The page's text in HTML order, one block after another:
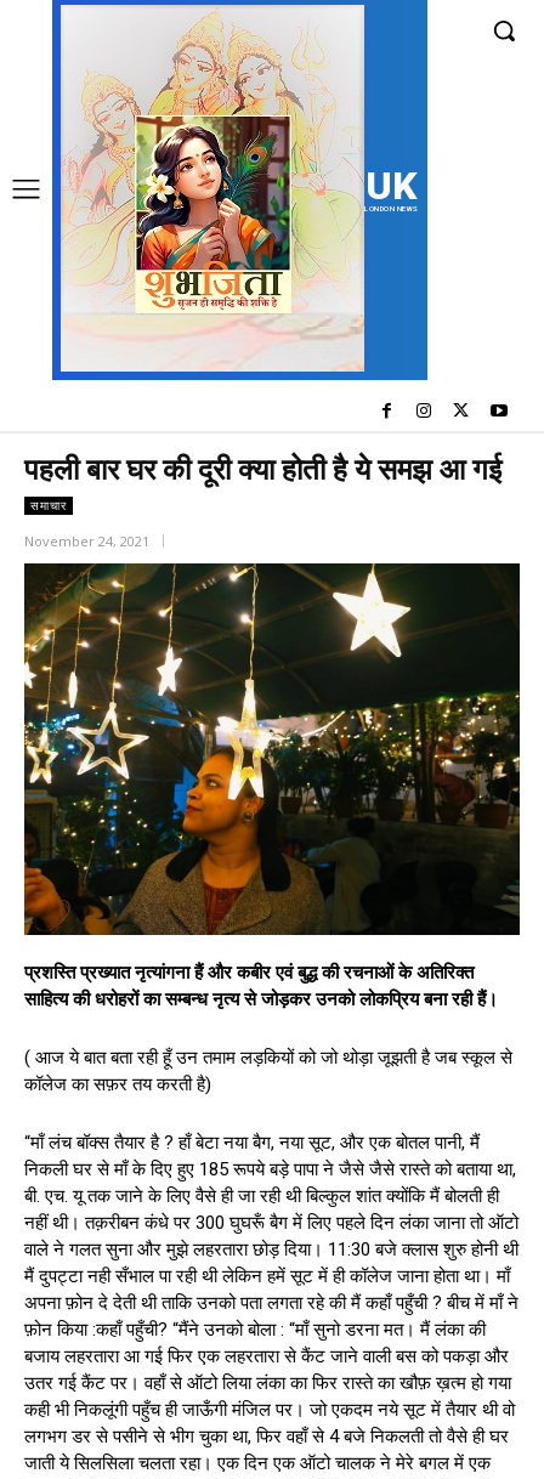
UK
LONDON NEWS
पहली बार घर की दूरी क्या होती है ये समझ आ गई
समाचार
November 24, 2021
प्रशस्ति प्रख्यात नृत्यांगना हैं और कबीर एवं बुद्ध की रचनाओं के अतिरिक्त
साहित्य की धरोहरों का सम्बन्ध नृत्य से जोड़कर उनको लोकप्रिय बना रही हैं।
( आज ये बात बता रही हूँ उन तमाम लड़कियों को जो थोड़ा जूझती है जब स्कूल से
कॉलेज का सफ़र तय करती है)
“माँ लंच बॉक्स तैयार है ? हाँ बेटा नया बैग, नया सूट, और एक बोतल पानी, मैं
निकली घर से माँ के दिए हुए 185 रूपये बड़े पापा ने जैसे जैसे रास्ते को बताया था,
बी. एच. यू तक जाने के लिए वैसे ही जा रही थी बिल्कुल शांत क्योंकि मैं बोलती ही
नहीं थी। तक़रीबन कंधे पर 300 घुघरूँ बैग में लिए पहले दिन लंका जाना तो ऑटो
वाले ने गलत सुना और मुझे लहरतारा छोड़ दिया। 11:30 बजे क्लास शुरु होनी थी
मैं दुपट्टा नही सँभाल पा रही थी लेकिन हमें सूट में ही कॉलेज जाना होता था। माँ
अपना फ़ोन दे देती थी ताकि उनको पता लगता रहे की मैं कहाँ पहुँची ? बीच में माँ ने
फ़ोन किया :कहाँ पहुँची? “मैंने उनको बोला : “माँ सुनो डरना मत। मैं लंका की
बजाय लहरतारा आ गई फिर एक लहरतारा से कैंट जाने वाली बस को पकड़ा और
उतर गई कैंट पर। वहाँ से ऑटो लिया लंका का फिर रास्ते का खौफ़ ख़त्म हो गया
कही भी निकलूंगी पहुँच ही जाऊँगी मंजिल पर। जो एकदम नये सूट में तैयार थी वो
लगभग डर से पसीने से भीग चुका था, फिर वहाँ से 4 बजे निकलती तो वैसे ही घर
जाती ये सिलसिला चलता रहा। एक दिन एक ऑटो चालक ने मेरे बगल में एक